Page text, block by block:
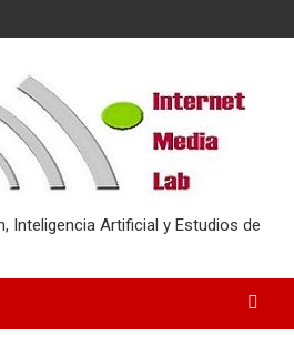
Inteligencia Artificial y Estudios de